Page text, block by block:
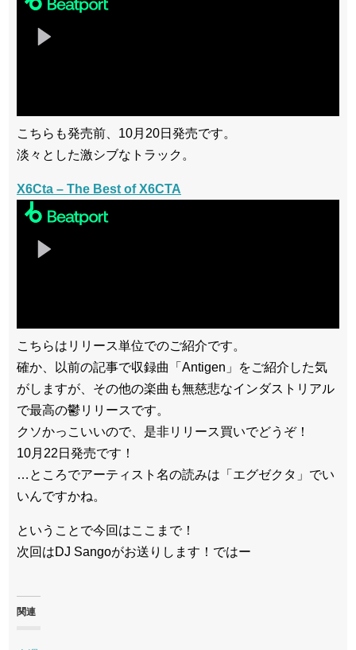
こちらも発売前、10月20日発売です。
淡々とした激シブなトラック。
X6Cta – The Best of X6CTA
こちらはリリース単位でのご紹介です。
確か、以前の記事で収録曲「Antigen」をご紹介した気
がしますが、その他の楽曲も無慈悲なインダストリアル
で最高の鬱リリースです。
クソかっこいいので、是非リリース買いでどうぞ！
10月22日発売です！
…ところでアーティスト名の読みは「エグゼクタ」でい
いんですかね。
ということで今回はここまで！
次回はDJ Sangoがお送りします！ではー
関連